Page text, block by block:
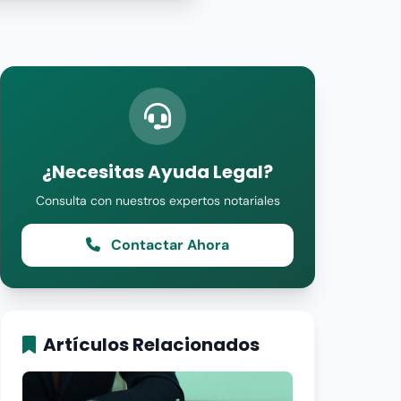
¿Necesitas Ayuda Legal?
Consulta con nuestros expertos notariales
Contactar Ahora
Artículos Relacionados